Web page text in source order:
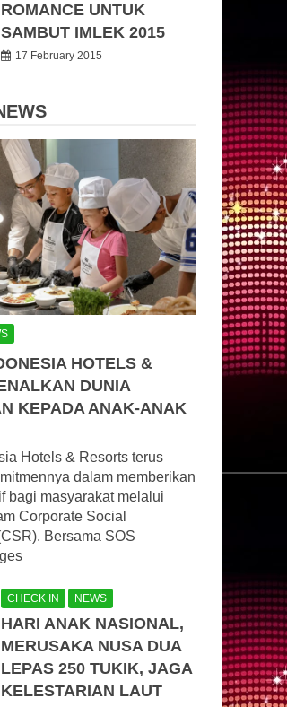
ROMANCE UNTUK
SAMBUT IMLEK 2015
17 February 2015
HOTELS &
DUNIA
KEPADA ANAK-ANAK
Hotels & Resorts terus
dalam memberikan
bagi masyarakat melalui
Corporate Social
Bersama SOS
CHECK IN NEWS
HARI ANAK NASIONAL,
MERUSAKA NUSA DUA
LEPAS 250 TUKIK, JAGA
KELESTARIAN LAUT